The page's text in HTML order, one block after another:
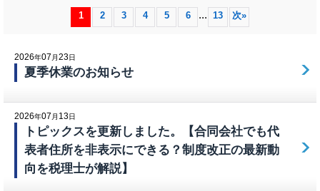
1 2 3 4 5 6 ... 13 次»
2026年07 月23日
夏季休業のお知らせ
2026年07 月 13日
トピックスを更新しました。【合同会社でも代
表者住所を非表示にできる？制度改正の最新動
向を税理士が解説】